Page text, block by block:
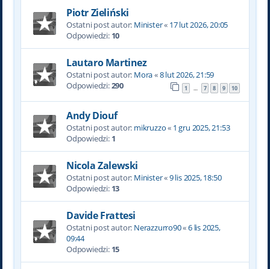
Piotr Zieliński
Ostatni post autor: Minister« 17 lut 2026, 20:05
Odpowiedzi: 10
Lautaro Martinez
Ostatni post autor: Mora«8 lut 2026, 21:59
Odpowiedzi:290 1 … 7 8 9 10
Andy Diouf
Ostatni post autor: mikruzzo« 1 gru 2025, 21:53
Odpowiedzi: 1
Nicola Zalewski
Ostatni post autor: Minister«9 lis 2025, 18:50
Odpowiedzi: 13
Davide Frattesi
Ostatni post autor: Nerazzurro90«6 lis 2025,
09:44
Odpowiedzi: 15